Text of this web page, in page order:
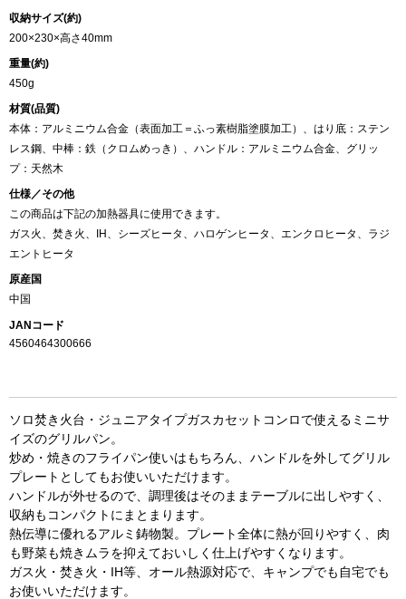
収納サイズ(約)
200×230×高さ40mm
重量(約)
450g
材質(品質)
本体：アルミニウム合金（表面加工＝ふっ素樹脂塗膜加工）、はり底：ステン
レス鋼、中棒：鉄（クロムめっき）、ハンドル：アルミニウム合金、グリッ
プ：天然木
仕様／その他
この商品は下記の加熱器具に使用できます。
ガス火、焚き火、IH、シーズヒータ、ハロゲンヒータ、エンクロヒータ、ラジ
エントヒータ
原産国
中国
JANコード
4560464300666
ソロ焚き火台・ジュニアタイプガスカセットコンロで使えるミニサ
イズのグリルパン。
炒め・焼きのフライパン使いはもちろん、ハンドルを外してグリル
プレートとしてもお使いいただけます。
ハンドルが外せるので、調理後はそのままテーブルに出しやすく、
収納もコンパクトにまとまります。
熱伝導に優れるアルミ鋳物製。プレート全体に熱が回りやすく、肉
も野菜も焼きムラを抑えておいしく仕上げやすくなります。
ガス火・焚き火・IH等、オール熱源対応で、キャンプでも自宅でも
お使いいただけます。